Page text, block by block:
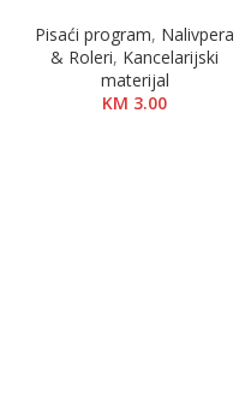
Pisaći program, Nalivpera
& Roleri, Kancelarijski
materijal
KM 3.00